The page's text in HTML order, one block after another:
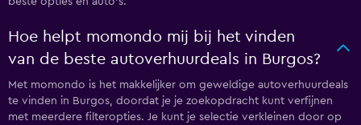
Hoe helpt momondo mij bij het vinden
van de beste autoverhuurdeals in Burgos?
Met momondo is het makkelijker om geweldige autoverhuurdeals
te vinden in Burgos, doordat je je zoekopdracht kunt verfijnen
met meerdere filteropties. Je kunt je selectie verkleinen door op